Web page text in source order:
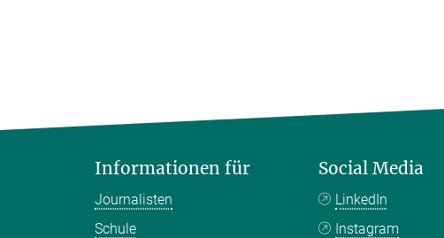
Informationen für
Journalisten
Schule
Social Media
LinkedIn
Instagram